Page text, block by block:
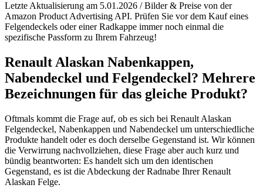
Letzte Aktualisierung am 5.01.2026 / Bilder & Preise von der
Amazon Product Advertising API. Prüfen Sie vor dem Kauf eines
Felgendeckels oder einer Radkappe immer noch einmal die
spezifische Passform zu Ihrem Fahrzeug!
Renault Alaskan Nabenkappen,
Nabendeckel und Felgendeckel? Mehrere
Bezeichnungen für das gleiche Produkt?
Oftmals kommt die Frage auf, ob es sich bei Renault Alaskan
Felgendeckel, Nabenkappen und Nabendeckel um unterschiedliche
Produkte handelt oder es doch derselbe Gegenstand ist. Wir können
die Verwirrung nachvollziehen, diese Frage aber auch kurz und
bündig beantworten: Es handelt sich um den identischen
Gegenstand, es ist die Abdeckung der Radnabe Ihrer Renault
Alaskan Felge.